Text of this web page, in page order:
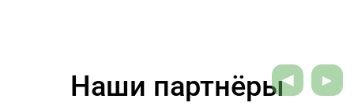
Наши партнёры